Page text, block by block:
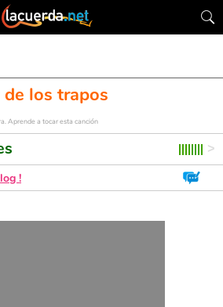
los trapos
Aprende a tocar esta canción
!